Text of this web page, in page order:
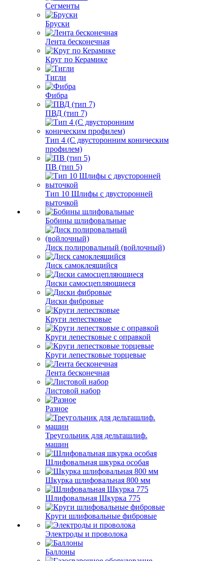
Сегменты
Бруски
Лента бесконечная
Круг по Керамике
Тигли
Фибра
ПВД (тип 7)
Тип 4 (С двусторонним коническим
профилем)
ПВ (тип 5)
Тип 10 Шлифы с двусторонней
выточкой
Бобины шлифовальные
Диск полировальный (войлочный)
Диск самоклеящийся
Диски самосцепляющиеся
Диски фибровые
Круги лепестковые
Круги лепестковые с оправкой
Круги лепестковые торцевые
Лента бесконечная
Листовой набор
Разное
Треугольник для дельташлиф.
машин
Шлифовальная шкурка особая
Шкурка шлифовальная 800 мм
Шлифовальная Шкурка 775
Круги шлифовальные фибровые
Электроды и проволока
Баллоны